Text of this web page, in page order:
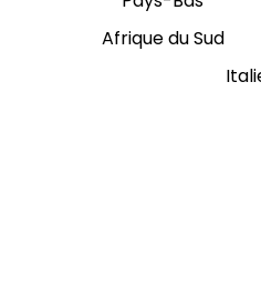
Afrique du Sud